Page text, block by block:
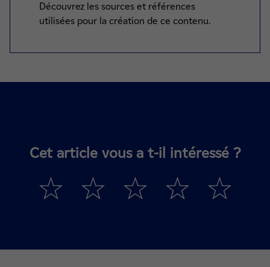
Découvrez les sources et références
utilisées pour la création de ce contenu.
Cet article vous a t-il intéressé ?